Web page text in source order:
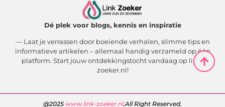
Dé plek voor blogs, kennis en inspiratie
— Laat je verrassen door boeiende verhalen, slimme tips en
informatieve artikelen – allemaal handig verzameld op één
platform. Start jouw ontdekkingstocht vandaag op link-
zoeker.nl!
@2025 www.link-zoeker.nl.All Right Reserved.